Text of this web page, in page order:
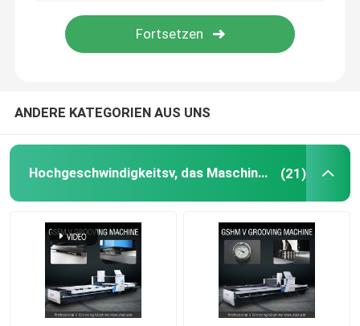
V-Nut-Maschine für Metall
ANDERE KATEGORIEN AUS UNS
Hochgeschwindigkeitsv, das Maschine fugt (21)